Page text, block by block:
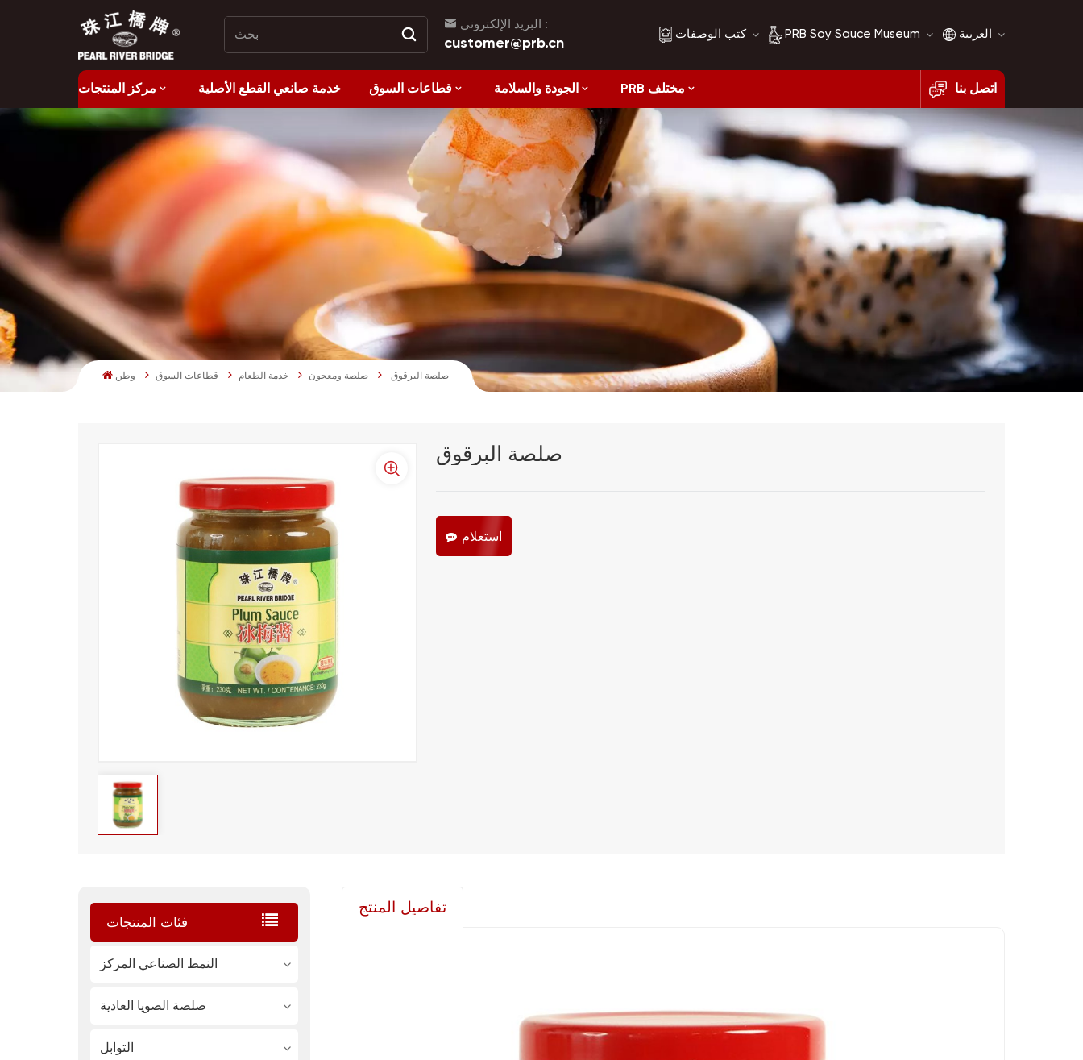
البريد الإلكتروني :
customer@prb.cn كتب الوصفات
الوصفات
الأكل الصحي
PRB Soy Sauce Museum
تاريخ صلصة الصويا
مقارنة صلصة الصويا
العربية
English
français
العربية
مركز المنتجات خدمة صانعي القطع الأصلية قطاعات السوق الجودة والسلامة PRB مختلف اتصل بنا
وطن قطاعات السوق خدمة الطعام صلصة ومعجون صلصة البرقوق
صلصة البرقوق
استعلام
فئات المنتجات
النمط الصناعي المركز
صلصة الصويا العادية
التوابل
تفاصيل المنتج